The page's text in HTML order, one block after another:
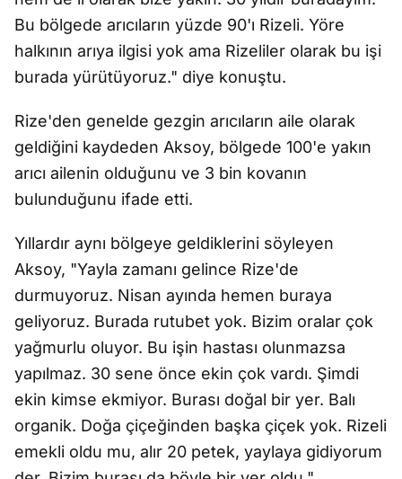
Bu bölgede arıcıların yüzde 90'ı Rizeli. Yöre
halkının arıya ilgisi yok ama Rizeliler olarak bu işi
burada yürütüyoruz." diye konuştu.
Rize'den genelde gezgin arıcıların aile olarak
geldiğini kaydeden Aksoy, bölgede 100'e yakın
arıcı ailenin olduğunu ve 3 bin kovanın
bulunduğunu ifade etti.
Yıllardır aynı bölgeye geldiklerini söyleyen
Aksoy, "Yayla zamanı gelince Rize'de
durmuyoruz. Nisan ayında hemen buraya
geliyoruz. Burada rutubet yok. Bizim oralar çok
yağmurlu oluyor. Bu işin hastası olunmazsa
yapılmaz. 30 sene önce ekin çok vardı. Şimdi
ekin kimse ekmiyor. Burası doğal bir yer. Balı
organik. Doğa çiçeğinden başka çiçek yok. Rizeli
emekli oldu mu, alır 20 petek, yaylaya gidiyorum